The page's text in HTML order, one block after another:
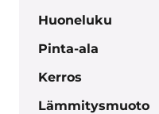
Huoneluku
Pinta-ala
Kerros
Lämmitysmuoto